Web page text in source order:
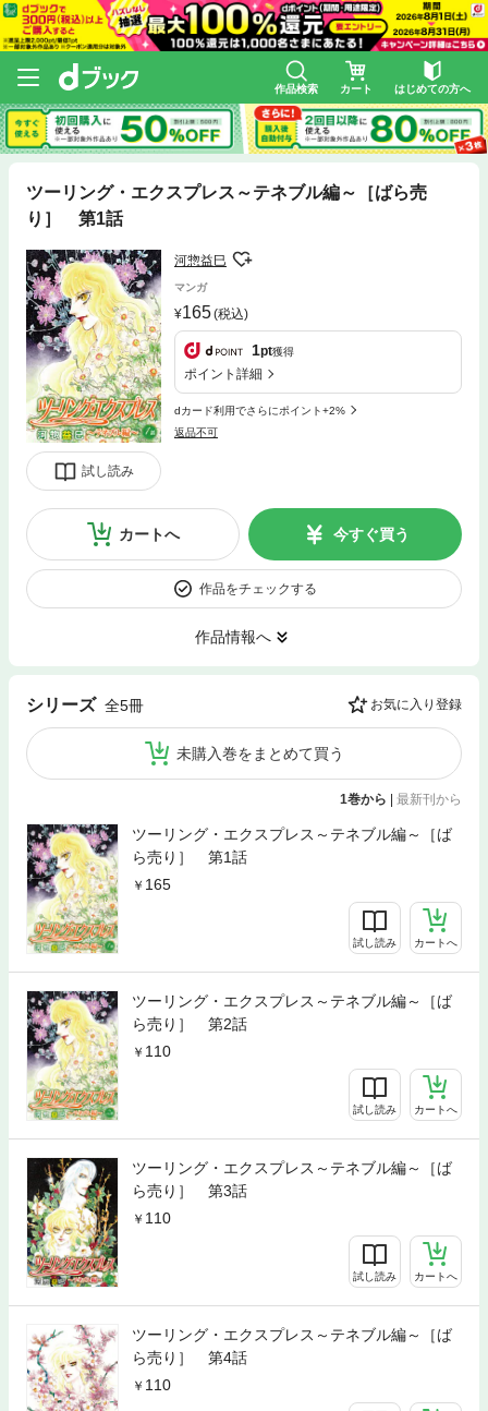
作品検索 カート はじめての方へ
ツーリング・エクスプレス～テネブル編～［ばら売
り］ 第1話
試し読み
河惣益巳
マンガ
165(税込)
1pt獲得
ポイント詳細
dカード利用でさらにポイント+2%
返品不可
カートへ 今すぐ買う
作品をチェックする
作品情報へ
シリーズ 全5冊 お気に入り登録
未購入巻をまとめて買う
1巻から | 最新刊から
ツーリング・エクスプレス～テネブル編～［ば
ら売り］ 第1話
165
試し読み カートへ
ツーリング・エクスプレス～テネブル編～［ば
ら売り］ 第2話
110
試し読み カートへ
ツーリング・エクスプレス～テネブル編～［ば
ら売り］ 第3話
110
試し読み カートへ
ツーリング・エクスプレス～テネブル編～［ば
ら売り］ 第4話
110